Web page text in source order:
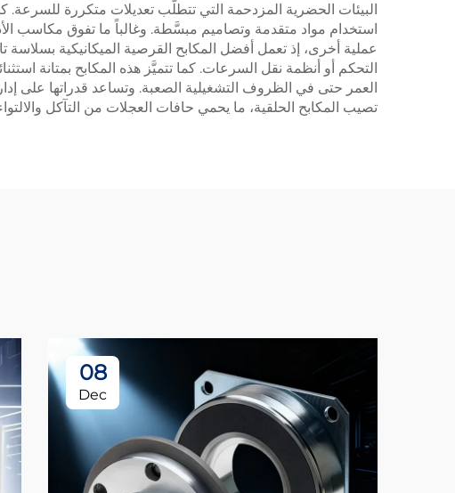
البيئات الحضرية المزدحمة التي تتطلَّب تعديلات متكررة للسرعة.
عملية أخرى، إذ تعمل أفضل المكابح القرصية الميكانيكية بسلاسة
التحكم أو أنظمة نقل السرعات. كما تتميَّز هذه المكابح بمتانة
تصيب المكابح الحلقية، ما يحمي حافات العجلات من التآكل
08
Dec